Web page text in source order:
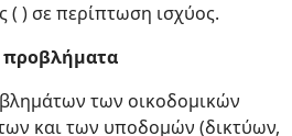
( ) σε περίπτωση ισχύος.
προβλήματα
των οικοδομικών
και των υποδομών (δικτύων,